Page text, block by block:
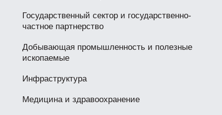
Государственный сектор и государственно-
частное партнерство
Добывающая промышленность и полезные
ископаемые
Инфраструктура
Медицина и здравоохранение